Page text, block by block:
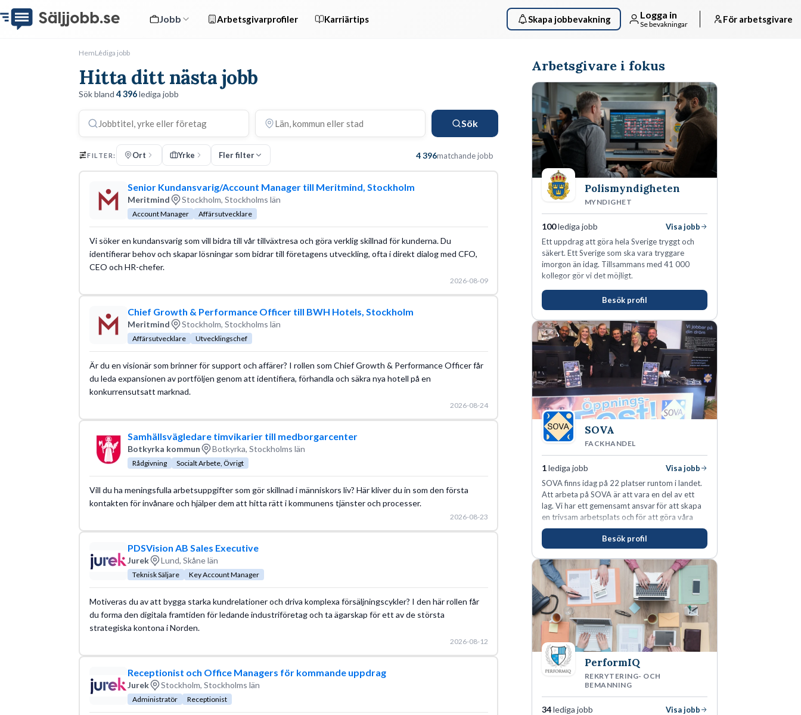
Jobb Arbetsgivarprofiler Karriärtips Skapa jobbevakning Logga in
Se bevakningar För arbetsgivare
HemLediga jobb
Hitta ditt nästa jobb
Sök bland 4 396lediga jobb
Sök
FILTER: Ort Yrke Fler filter 4 396matchande jobb
Senior Kundansvarig/Account Manager till Meritmind, Stockholm
Meritmind Stockholm, Stockholms län
Account Manager Affärsutvecklare
Vi söker en kundansvarig som vill bidra till vår tillväxtresa och göra verklig skillnad för kunderna. Du
identifierar behov och skapar lösningar som bidrar till företagens utveckling, ofta i direkt dialog med CFO,
CEO och HR-chefer.
2026-08-09
Chief Growth & Performance Officer till BWH Hotels, Stockholm
Meritmind Stockholm, Stockholms län
Affärsutvecklare Utvecklingschef
Är du en visionär som brinner för support och affärer? I rollen som Chief Growth & Performance Officer får
du leda expansionen av portföljen genom att identifiera, förhandla och säkra nya hotell på en
konkurrensutsatt marknad.
2026-08-24
Samhällsvägledare timvikarier till medborgarcenter
Botkyrka kommun Botkyrka, Stockholms län
Rådgivning Socialt Arbete, Övrigt
Vill du ha meningsfulla arbetsuppgifter som gör skillnad i människors liv? Här kliver du in som den första
kontakten för invånare och hjälper dem att hitta rätt i kommunens tjänster och processer.
2026-08-23
PDSVision AB Sales Executive
Jurek Lund, Skåne län
Teknisk Säljare Key Account Manager
Motiveras du av att bygga starka kundrelationer och driva komplexa försäljningscykler? I den här rollen får
du forma den digitala framtiden för ledande industriföretag och ta ägarskap för ett av de största
strategiska kontona i Norden.
2026-08-12
Receptionist och Office Managers för kommande uppdrag
Jurek Stockholm, Stockholms län
Administratör Receptionist
Arbetsgivare i fokus
Polismyndigheten
MYNDIGHET
100lediga jobb
Visa jobb
Ett uppdrag att göra hela Sverige tryggt och
säkert. Ett Sverige som ska vara tryggare
imorgon än idag. Tillsammans med 41 000
kollegor gör vi det möjligt.
Besök profil
SOVA
FACKHANDEL
1lediga jobb
Visa jobb
SOVA finns idag på 22 platser runtom i landet.
Att arbeta på SOVA är att vara en del av ett
lag. Vi har ett gemensamt ansvar för att skapa
en trivsam arbetsplats och för att göra våra
kunder nöjda. Som medarbetare hos oss
förväntas du visa engagemang, öppenhet,
ansvar och respekt.
Besök profil
PerformIQ
REKRYTERING- OCH
BEMANNING
34lediga jobb
Visa jobb